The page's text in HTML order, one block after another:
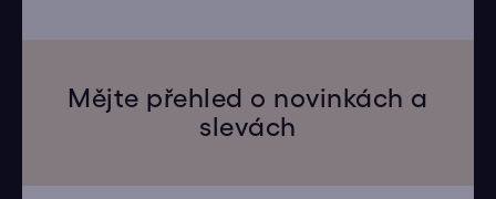
Mějte přehled o novinkách a
slevách